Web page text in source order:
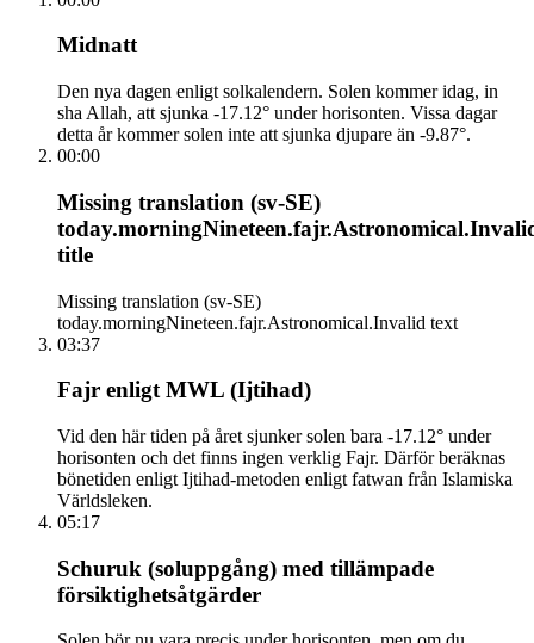
Midnatt
Den nya dagen enligt solkalendern. Solen kommer idag, in
sha Allah, att sjunka -17.12° under horisonten. Vissa dagar
detta år kommer solen inte att sjunka djupare än -9.87°.
00:00
Missing translation (sv-SE)
title
Missing translation (sv-SE)
today.morningNineteen.fajr.Astronomical.Invalid text
03:37
Fajr enligt MWL (Ijtihad)
Vid den här tiden på året sjunker solen bara -17.12° under
horisonten och det finns ingen verklig Fajr. Därför beräknas
bönetiden enligt Ijtihad-metoden enligt fatwan från Islamiska
Världsleken.
05:17
Schuruk (soluppgång) med tillämpade
försiktighetsåtgärder